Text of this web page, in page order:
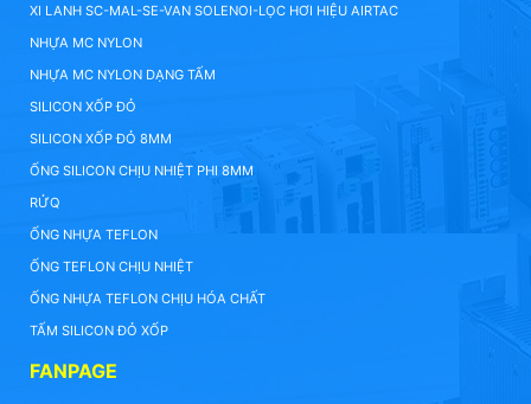
XI LANH SC-MAL-SE-VAN SOLENOI-LỌC HƠI HIỆU AIRTAC
NHỰA MC NYLON
NHỰA MC NYLON DẠNG TẤM
SILICON XỐP ĐỎ
SILICON XỐP ĐỎ 8MM
ỐNG SILICON CHỊU NHIỆT PHI 8MM
RỬQ
ỐNG NHỰA TEFLON
ỐNG TEFLON CHỊU NHIỆT
ỐNG NHỰA TEFLON CHỊU HÓA CHẤT
TẤM SILICON ĐỎ XỐP
FANPAGE